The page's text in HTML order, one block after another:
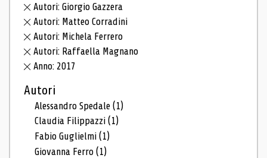
Autori: Giorgio Gazzera
Autori: Matteo Corradini
Autori: Michela Ferrero
Autori: Raffaella Magnano
Anno: 2017
Autori
Alessandro Spedale(1)
Claudia Filippazzi(1)
Fabio Guglielmi(1)
Giovanna Ferro(1)